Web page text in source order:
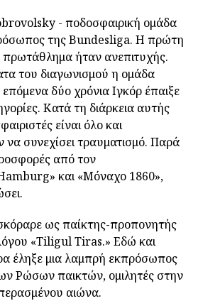
- ποδοσφαιρική ομάδα
της Bundesliga. Η πρώτη
πρωτάθλημα ήταν ανεπιτυχής.
του διαγωνισμού η ομάδα
δύο χρόνια Ιγκόρ έπαιξε
Κατά τη διάρκεια αυτής
είναι όλο και
να συνεχίσει τραυματισμό. Παρά
από τον
και «Μόναχο 1860»,
ως παίκτης-προπονητής
«Tiligul Tiras.» Εδώ και
έληξε μια λαμπρή εκπρόσωπος
Ρώσων παικτών, ομιλητές στην
αιώνα.